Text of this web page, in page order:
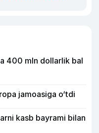
400 mln dollarlik bal
jamoasiga o‘tdi
kasb bayrami bilan